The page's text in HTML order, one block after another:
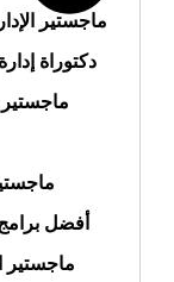
ماجستير
دكتوراة إدارة
ماجستير
أفضل برامج
ماجستير